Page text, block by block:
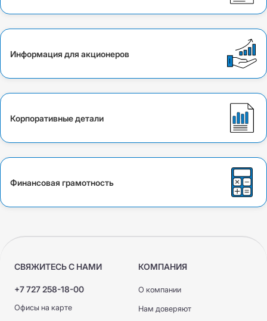
Информация для акционеров
Корпоративные детали
Финансовая грамотность
СВЯЖИТЕСЬ С НАМИ
+7 727 258-18-00
Офисы на карте
КОМПАНИЯ
О компании
Нам доверяют